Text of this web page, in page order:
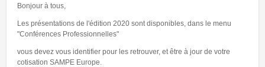
Bonjour à tous,
Les présentations de l'édition 2020 sont disponibles, dans le menu
"Conférences Professionnelles"
vous devez vous identifier pour les retrouver, et être à jour de votre
cotisation SAMPE Europe.